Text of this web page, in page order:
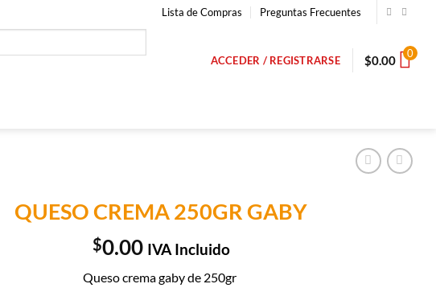
Lista de Compras Preguntas Frecuentes
ACCEDER / REGISTRARSE $0.00 0
QUESO CREMA 250GR GABY
$0.00 IVA Incluido
Queso crema gaby de 250gr